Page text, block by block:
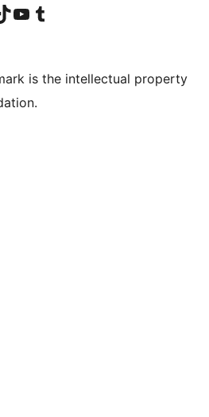
অ্যাকাউন্টটি দেখুন
আমাদের ইউটিউব চ্যানেলে যান আমাদের টাম্বলার অ্যাকাউন্ট দেখুন
is the intellectual property